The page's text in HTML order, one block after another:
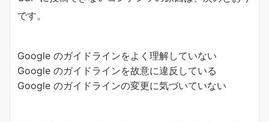
です。
Google のガイドラインをよく理解していない
Google のガイドラインを故意に違反している
Google のガイドラインの変更に気づいていない